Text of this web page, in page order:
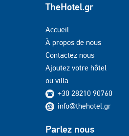
TheHotel.gr
Accueil
À propos de nous
Contactez nous
Ajoutez votre hôtel
ou villa
+30 28210 90760
info@thehotel.gr
Parlez nous